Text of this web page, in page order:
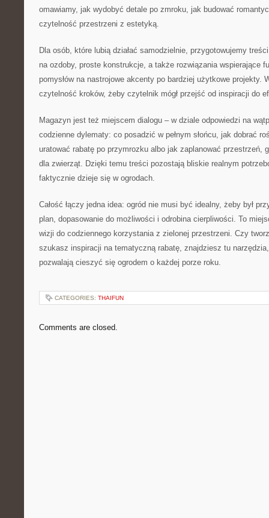
omawiamy, jak wydobyć detale po zmroku, jak budować
czytelność przestrzeni z estetyką.
Dla osób, które lubią działać samodzielnie, przygotowujemy
na ozdoby, proste konstrukcje, a także rozwiązania wspierające
pomysłów na nastrojowe akcenty po bardziej użytkowe projekty.
czytelność kroków, żeby czytelnik mógł przejść od inspiracji do
Magazyn jest też miejscem dialogu – w dziale odpowiedzi na
codzienne dylematy: co posadzić w pełnym słońcu, jak dobrać
uratować rabatę po przymrozku albo jak zaplanować przestrzeń,
dla zwierząt. Dzięki temu treści pozostają bliskie realnym
faktycznie dzieje się w ogrodach.
Całość łączy jedna idea: ogród nie musi być idealny, żeby był
plan, dopasowanie do możliwości i odrobina cierpliwości. To
wizji do codziennego korzystania z zielonej przestrzeni. Czy
szukasz inspiracji na tematyczną rabatę, znajdziesz tu
pozwalają cieszyć się ogrodem o każdej porze roku.
CATEGORIES: THAIFUN
Comments are closed.